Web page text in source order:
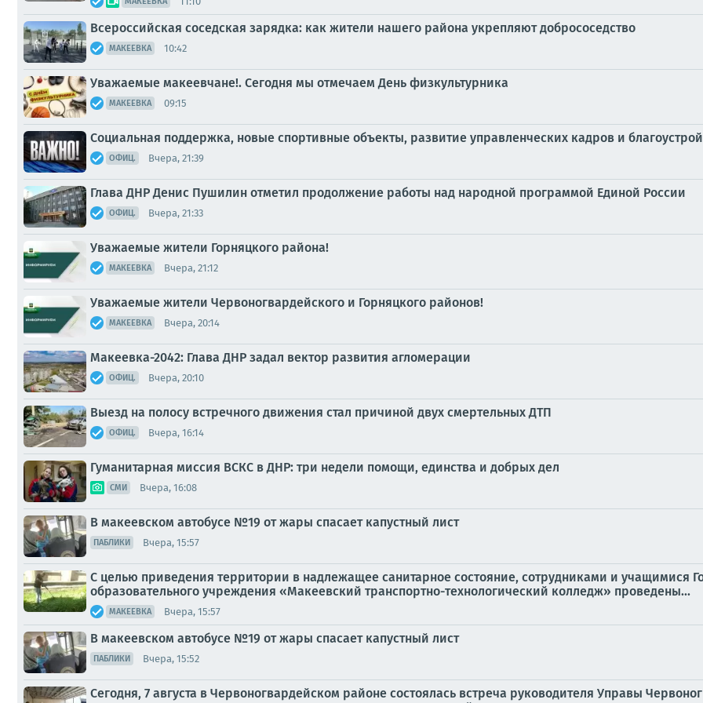
Всероссийская соседская зарядка: как жители нашего района укрепляют добрососедство
МАКЕЕВКА 10:42
Уважаемые макеевчане!. Сегодня мы отмечаем День физкультурника
МАКЕЕВКА 09:15
Социальная поддержка, новые спортивные объекты, развитие управленческих кадров и
ОФИЦ. Вчера, 21:39
Глава ДНР Денис Пушилин отметил продолжение работы над народной программой Единой России
ОФИЦ. Вчера, 21:33
Уважаемые жители Горняцкого района!
МАКЕЕВКА Вчера, 21:12
Уважаемые жители Червоногвардейского и Горняцкого районов!
МАКЕЕВКА Вчера, 20:14
Макеевка-2042: Глава ДНР задал вектор развития агломерации
ОФИЦ. Вчера, 20:10
Выезд на полосу встречного движения стал причиной двух смертельных ДТП
ОФИЦ. Вчера, 16:14
Гуманитарная миссия ВСКС в ДНР: три недели помощи, единства и добрых дел
СМИ Вчера, 16:08
В макеевском автобусе №19 от жары спасает капустный лист
ПАБЛИКИ Вчера, 15:57
С целью приведения территории в надлежащее санитарное состояние, сотрудниками и учащимися
образовательного учреждения «Макеевский транспортно-технологический колледж» проведены...
МАКЕЕВКА Вчера, 15:57
В макеевском автобусе №19 от жары спасает капустный лист
ПАБЛИКИ Вчера, 15:52
Сегодня, 7 августа в Червоногвардейском районе состоялась встреча руководителя Управы